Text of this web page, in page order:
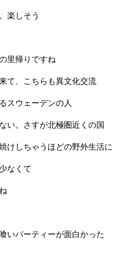
楽しそう
里帰りですね
て、こちらも異文化交流
スウェーデンの人
い。さすが北極圏近くの国
けしちゃうほどの野外生活に
なくて
いパーティーが面白かった